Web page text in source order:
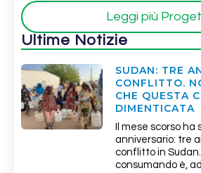
Leggi più
Ultime Notizie
SUDAN: TRE
CONFLITTO.
CHE QUESTA
DIMENTICATA
Il mese scorso
anniversario: tre
conflitto in
consumando è,